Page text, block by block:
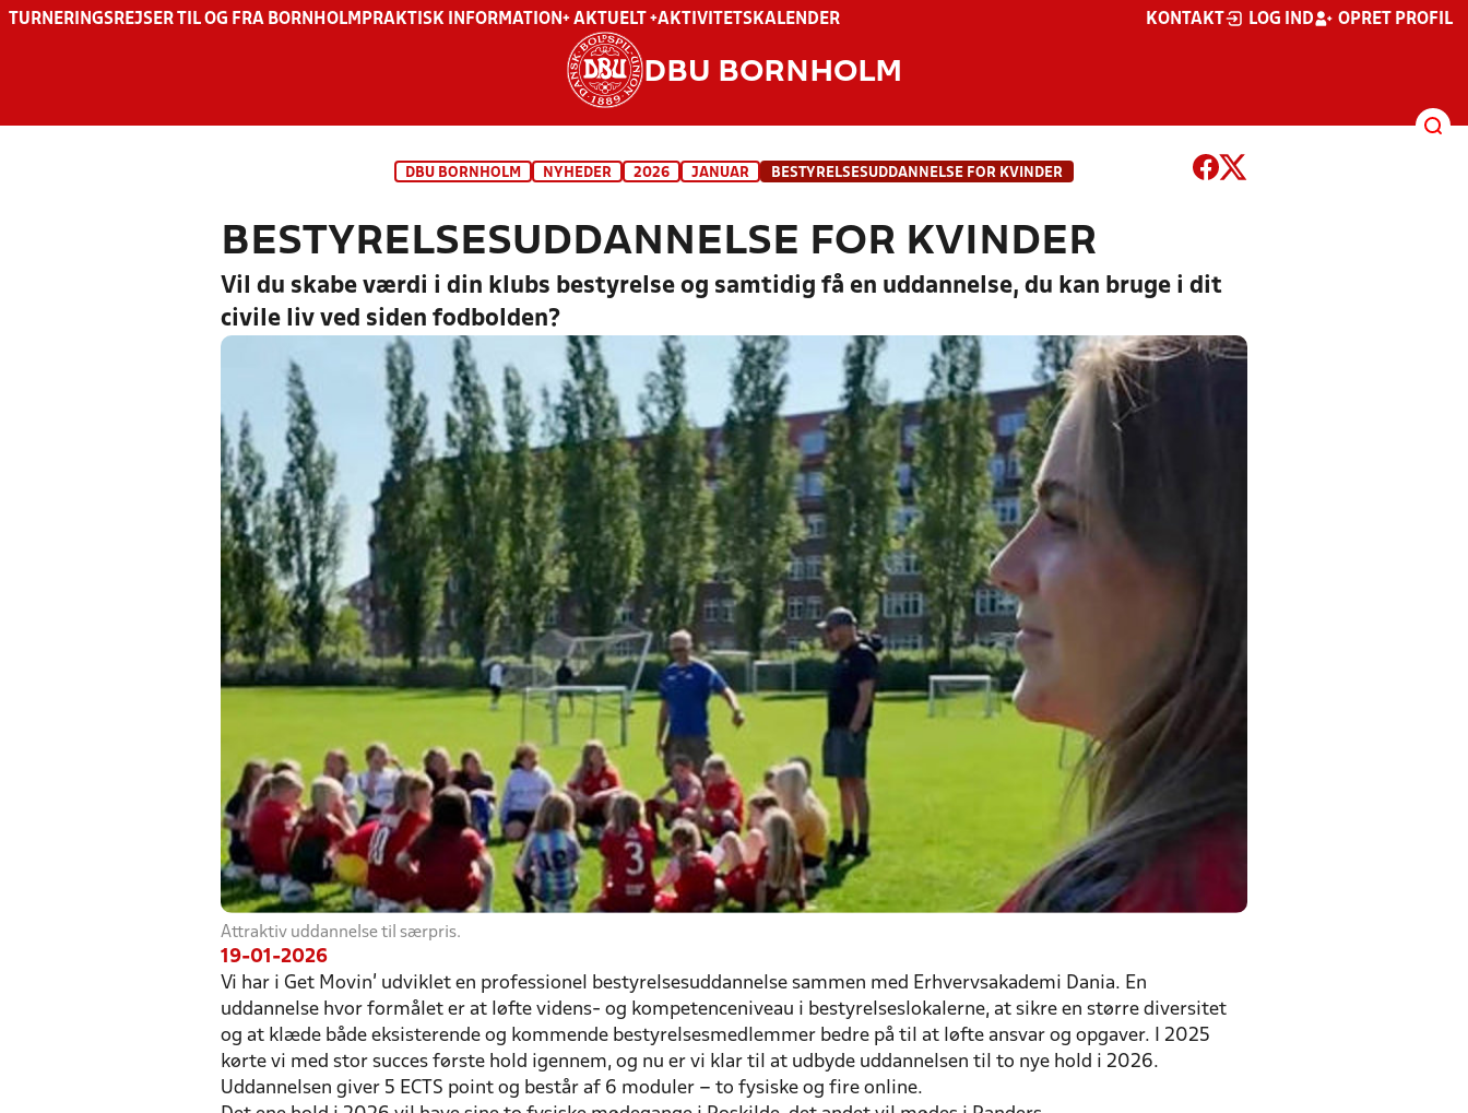
TURNERINGSREJSER TIL OG FRA BORNHOLM PRAKTISK INFORMATION + AKTUELT +AKTIVITETSKALENDER KONTAKT LOG IND OPRET PROFIL
DBU BORNHOLM
DBU BORNHOLM NYHEDER 2026 JANUAR BESTYRELSESUDDANNELSE FOR KVINDER
BESTYRELSESUDDANNELSE FOR KVINDER
Vil du skabe værdi i din klubs bestyrelse og samtidig få en uddannelse, du kan bruge i dit
civile liv ved siden fodbolden?
Attraktiv uddannelse til særpris.
19-01-2026
Vi har i Get Movin’ udviklet en professionel bestyrelsesuddannelse sammen med Erhvervsakademi Dania. En
uddannelse hvor formålet er at løfte videns- og kompetenceniveau i bestyrelseslokalerne, at sikre en større diversitet
og at klæde både eksisterende og kommende bestyrelsesmedlemmer bedre på til at løfte ansvar og opgaver. I 2025
kørte vi med stor succes første hold igennem, og nu er vi klar til at udbyde uddannelsen til to nye hold i 2026.
Uddannelsen giver 5 ECTS point og består af 6 moduler – to fysiske og fire online.